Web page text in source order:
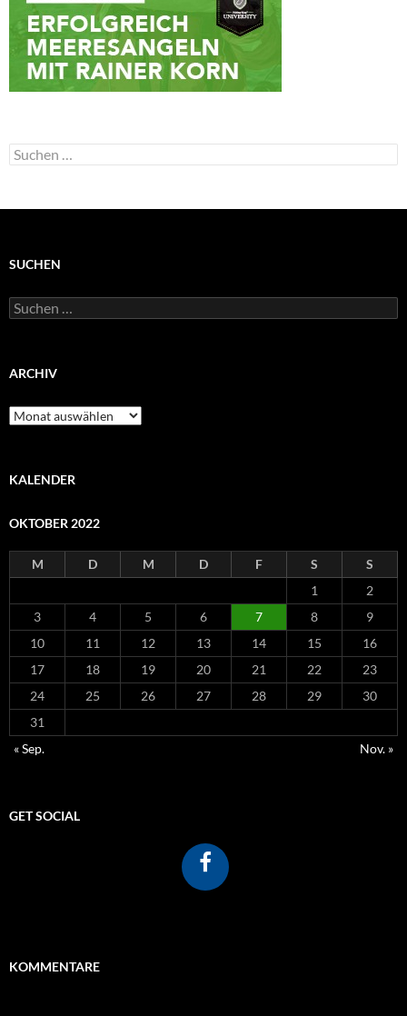
Suchen
nach:
SUCHEN
Suchen
nach:
ARCHIV
Archiv
KALENDER
OKTOBER 2022
M D M D F S
S
1
2
3
4 5 6 7 8
9
10
11 12 13 14 15
16
17
18 19 20 21 22
23
24
25 26 27 28 29
30
31
« Sep.
Nov. »
GET SOCIAL
KOMMENTARE